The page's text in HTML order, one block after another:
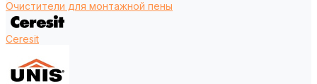
Очистители для монтажной пены
Ceresit